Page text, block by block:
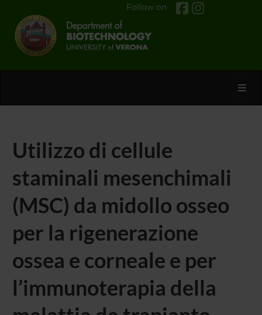
Follow on
Utilizzo di cellule
staminali mesenchimali
(MSC) da midollo osseo
per la rigenerazione
ossea e corneale e per
l’immunoterapia della